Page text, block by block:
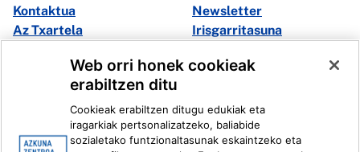
Kontaktua
Newsletter
Az Txartela
Irisgarritasuna
Instagram
Youtube
Linkedin
Ivoox
Web orri honek cookieak
erabiltzen ditu
Cookieak erabiltzen ditugu edukiak eta
iragarkiak pertsonalizatzeko, baliabide
sozialetako funtzionaltasunak eskaintzeko eta